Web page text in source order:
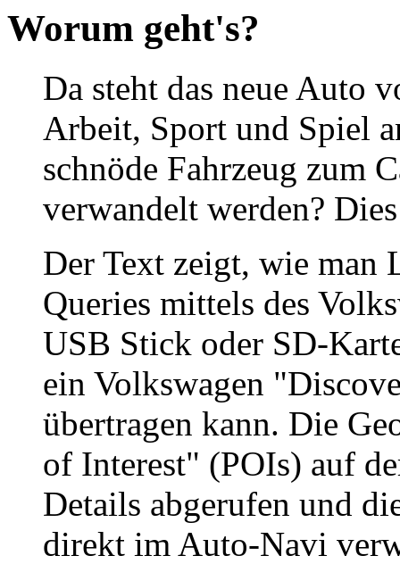
Worum geht's?
Da steht das neue Auto
Arbeit, Sport und Spiel
schnöde Fahrzeug zum
verwandelt werden?
Der Text zeigt, wie man
Queries mittels des
USB Stick oder SD-
ein Volkswagen
übertragen kann. Die
of Interest" (POIs) auf
Details abgerufen und
direkt im Auto-Navi